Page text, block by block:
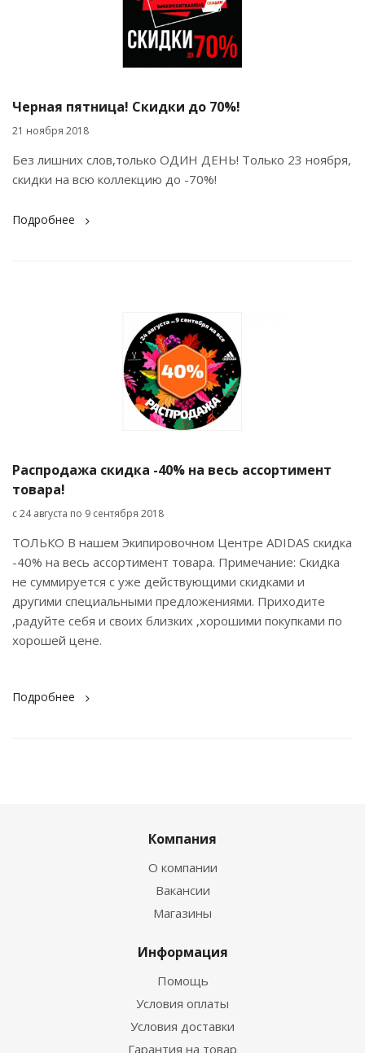
Черная пятница! Скидки до 70%!
21 ноября 2018
Без лишних слов,только ОДИН ДЕНЬ! Только 23 ноября,
скидки на всю коллекцию до -70%!
Подробнее
Распродажа скидка -40% на весь ассортимент
товара!
с 24 августа по 9 сентября 2018
ТОЛЬКО В нашем Экипировочном Центре ADIDAS скидка
-40% на весь ассортимент товара. Примечание: Скидка
не суммируется с уже действующими скидками и
другими специальными предложениями. Приходите
,радуйте себя и своих близких ,хорошими покупками по
хорошей цене.
Подробнее
Компания
О компании
Вакансии
Магазины
Информация
Помощь
Условия оплаты
Условия доставки
Гарантия на товар